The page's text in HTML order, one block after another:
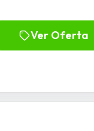
Ver Oferta